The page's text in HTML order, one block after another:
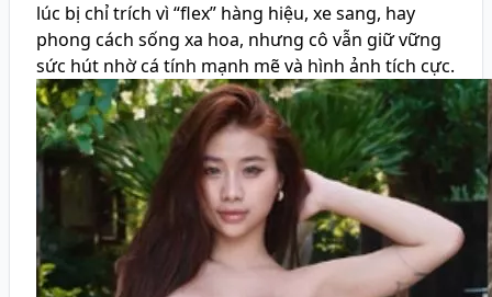
lúc bị chỉ trích vì “flex” hàng hiệu, xe sang, hay
phong cách sống xa hoa, nhưng cô vẫn giữ vững
sức hút nhờ cá tính mạnh mẽ và hình ảnh tích cực.